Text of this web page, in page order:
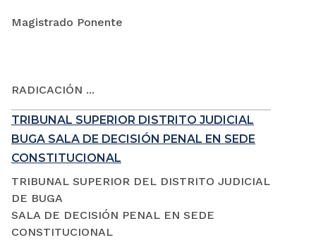
Magistrado Ponente
RADICACIÓN ...
TRIBUNAL SUPERIOR DISTRITO JUDICIAL
BUGA SALA DE DECISIÓN PENAL EN SEDE
CONSTITUCIONAL
TRIBUNAL SUPERIOR DEL DISTRITO JUDICIAL
DE BUGA
SALA DE DECISIÓN PENAL EN SEDE
CONSTITUCIONAL